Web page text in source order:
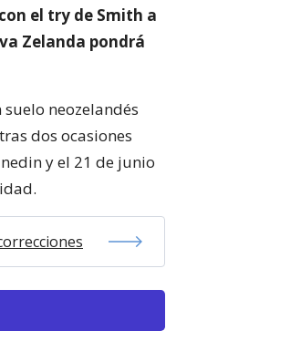
el try de Smith a
Zelanda pondrá
neozelandés
dos ocasiones
y el 21 de junio